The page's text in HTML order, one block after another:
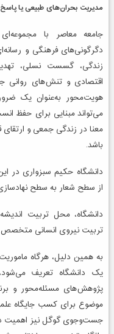
مدیریت بحران‌های طبیعی یا
جامعه معاصر با
دگرگونی‌های فرهنگی و
زندگی، گسست نسلی،
اقتصادی و تنش‌های روانی
هویت‌محور به‌عنوان یک
می‌تواند مبنایی برای حفظ
معنا در زندگی جمعی و ارتقای
باشد.
دانشگاه حکیم سبزواری در
از سطح شعار به سطح
دانشگاه، محل تربیت
تربیت نیروی انسانی
به همین دلیل، هرگاه
یک دانشگاه تعریف
پژوهش‌های مسئله‌محور و
موضوع برای کسب جایگاه
جست‌وجوی گوگل نیز اهمیت